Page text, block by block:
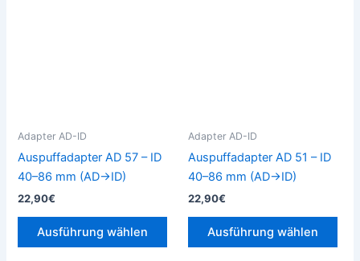
Adapter AD-ID
Auspuffadapter AD 57 – ID
40–86 mm (AD→ID)
22,90€
Ausführung wählen
können
gewählt
Adapter AD-ID
Auspuffadapter AD 51 – ID
40–86 mm (AD→ID)
22,90€
Ausführung wählen